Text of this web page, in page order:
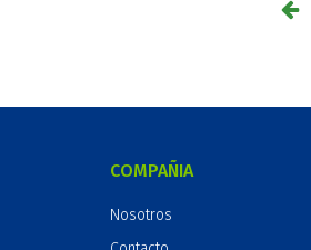
COMPAÑIA
Nosotros